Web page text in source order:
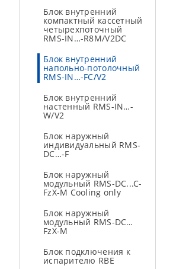
Блок внутренний
компактный кассетный
четырехпоточный
RMS-IN…-R8М/V2DC
Блок внутренний
напольно-потолочный
RMS-IN…-FC/V2
Блок внутренний
настенный RMS-IN…-
W/V2
Блок наружный
индивидуальный RMS-
DC…-F
Блок наружный
модульный RMS-DC...C-
FzX-M Cooling only
Блок наружный
модульный RMS-DC…
FzX-M
Блок подключения к
испарителю RBE